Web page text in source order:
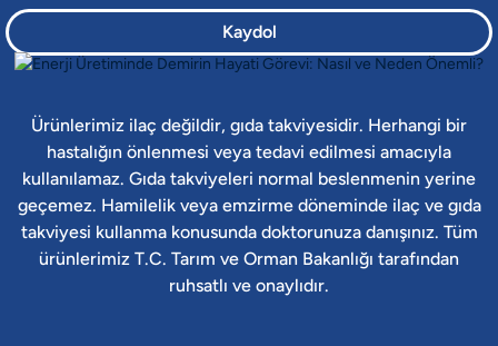
Kaydol
Ürünlerimiz ilaç değildir, gıda takviyesidir. Herhangi bir
hastalığın önlenmesi veya tedavi edilmesi amacıyla
kullanılamaz. Gıda takviyeleri normal beslenmenin yerine
geçemez. Hamilelik veya emzirme döneminde ilaç ve gıda
takviyesi kullanma konusunda doktorunuza danışınız. Tüm
ürünlerimiz T.C. Tarım ve Orman Bakanlığı tarafından
ruhsatlı ve onaylıdır.